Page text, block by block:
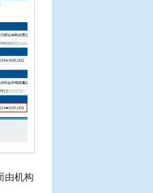
由机构